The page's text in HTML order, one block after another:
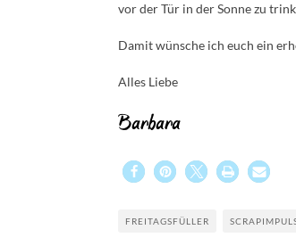
vor der Tür in der Sonne zu
Damit wünsche ich euch ein
Alles Liebe
Barbara
FREITAGSFÜLLER